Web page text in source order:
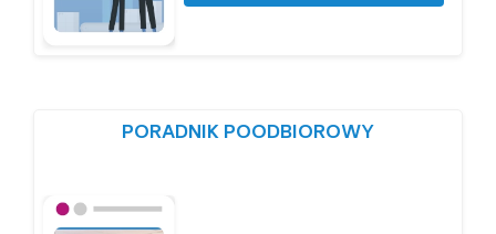
PORADNIK POODBIOROWY